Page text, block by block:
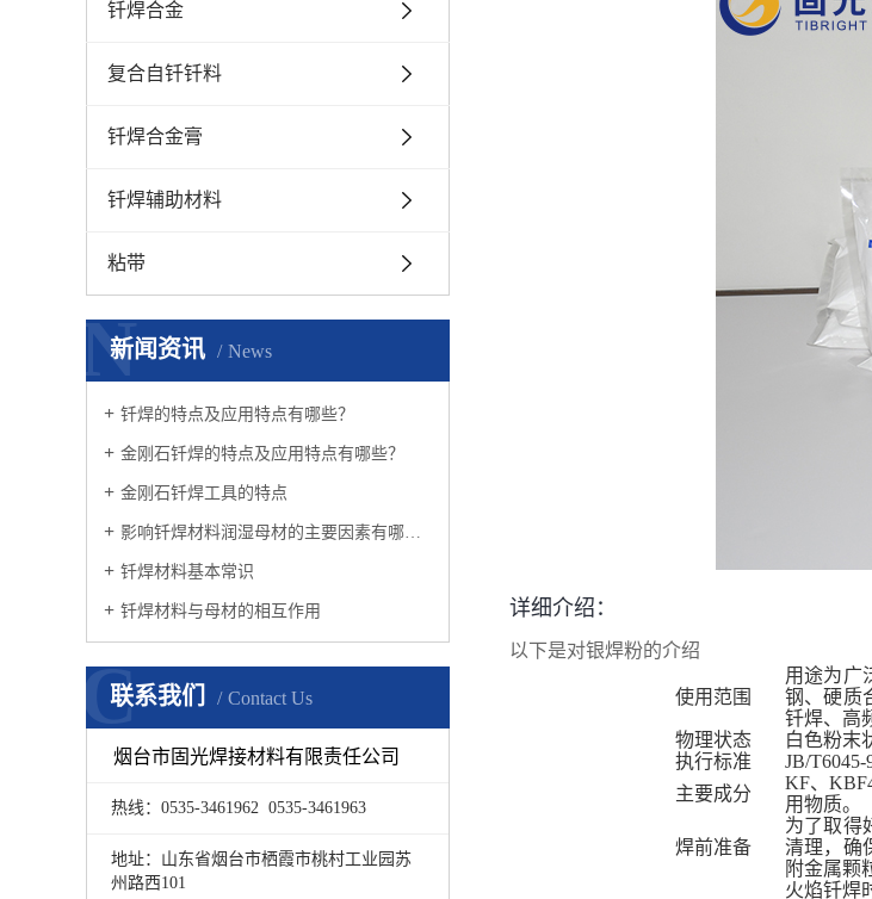
钎焊合金
复合自钎钎料
钎焊合金膏
钎焊辅助材料
粘带
新闻资讯 News
N
钎焊的特点及应用特点有哪些？
金刚石钎焊的特点及应用特点有哪些？
金刚石钎焊工具的特点
影响钎焊材料润湿母材的主要因素有哪些？
钎焊材料基本常识
钎焊材料与母材的相互作用
联系我们 Contact Us
C
烟台市固光焊接材料有限责任公司
热线：0535-3461962 0535-3461963
地址：山东省烟台市栖霞市桃村工业园苏
州路西101
详细介绍：
以下是对银焊粉的介绍
使用范围
用途为广
钢、硬质
钎焊、高
物理状态
白色粉末
执行标准
JB/T6045-
主要成分
KF、
用物质。
焊前准备
为了取得
清理，确
附金属颗
火焰钎焊